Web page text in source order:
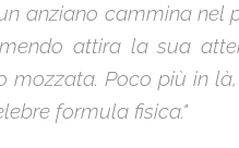
anziano cammina nel
attira la sua
mozzata. Poco più in
formula fisica."